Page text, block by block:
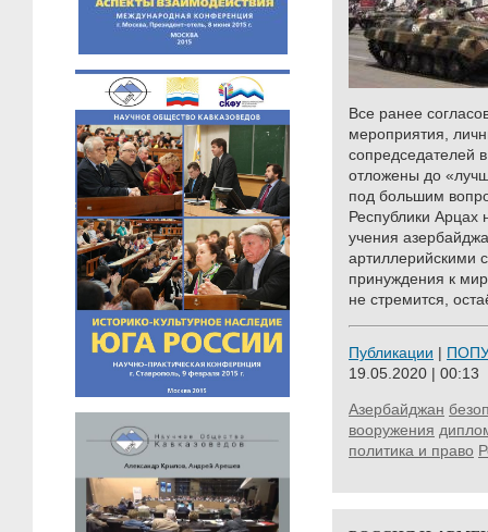
Все ранее
мероприятия,
сопредседателей
отложены до
под большим
Республики
учения
артиллерийскими
принуждения к
не стремится,
Публикации |
19.05.2020 | 00:13
Азербайджан
вооружения
политика и право